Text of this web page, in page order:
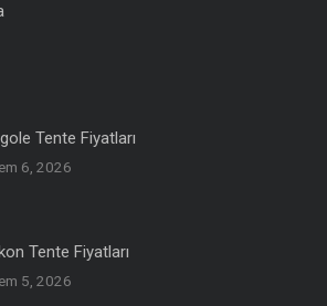
Tente Fiyatları
6, 2026
Tente Fiyatları
5, 2026